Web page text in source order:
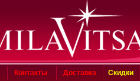
Контакты Доставка Скидки